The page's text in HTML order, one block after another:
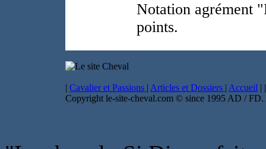
Notation agrément
points.
| Cavalier et Passions | Articles et Dossiers | Accueil | |
Copyright le-site-cheval.com © since 1995 AD / FD.